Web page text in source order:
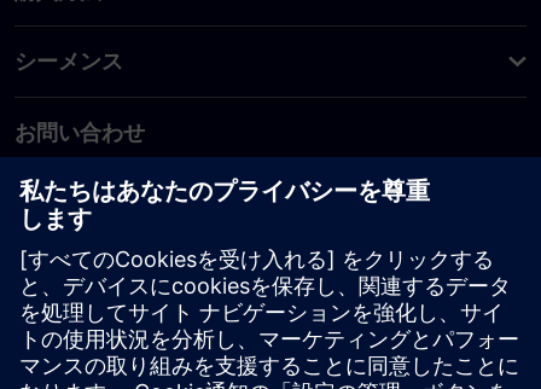
シーメンス
お問い合わせ
PLM製品のお問い合わせ
EDA製品のお問い合わせ
世界各地の事業拠点
サポート・センター
ご意見・ご要望